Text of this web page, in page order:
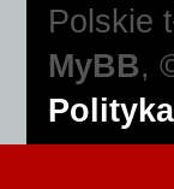
Polskie
MyBB,